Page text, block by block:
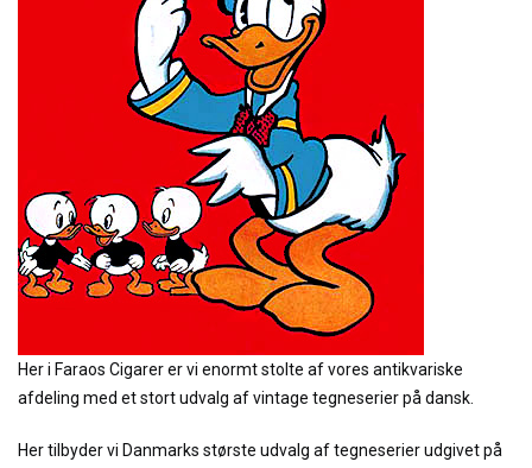
Her i Faraos Cigarer er vi enormt stolte af vores antikvariske
afdeling med et stort udvalg af vintage tegneserier på dansk.
Her tilbyder vi Danmarks største udvalg af tegneserier udgivet på